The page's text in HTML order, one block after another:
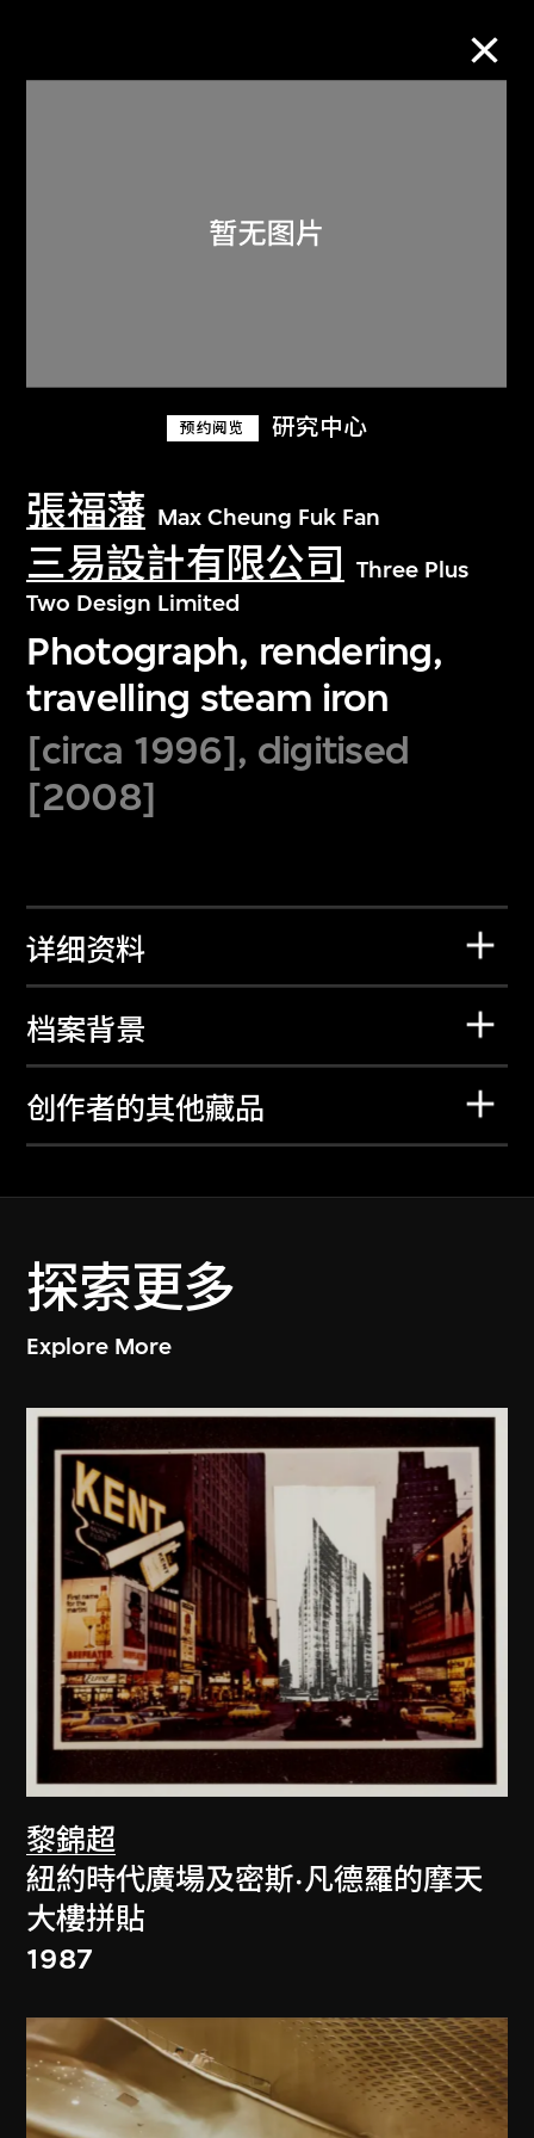
预约阅览 研究中心
張福藩 Max Cheung Fuk Fan
三易設計有限公司
Three Plus
Two Design Limited
Photograph, rendering,
travelling steam iron
[circa 1996], digitised
[2008]
详细资料
档案背景
创作者的其他藏品
探索更多
Explore More
黎錦超
紐約時代廣場及密斯·凡德羅的摩天
大樓拼貼
1987
关于M+藏品
探索世界顶级的二十及二十一世纪视觉
文化藏品。